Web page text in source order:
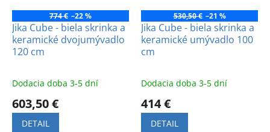
774 € –22 %
Jika Cube - biela skrinka a
keramické dvojumývadlo
120 cm
Dodacia doba 3-5 dní
603,50 €
DETAIL
530,50 € –21 %
Jika Cube - biela skrinka a
keramické umývadlo 100
cm
Dodacia doba 3-5 dní
414 €
DETAIL